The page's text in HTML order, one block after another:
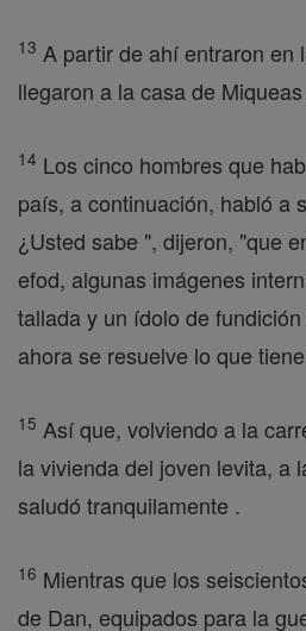
13 A partir de ahí entraron en
llegaron a la casa de
14 Los cinco hombres que
país, a continuación, habló a
¿Usted sabe ", dijeron, "que
efod, algunas imágenes
tallada y un ídolo de
ahora se resuelve lo que
15 Así que, volviendo a la
la vivienda del joven levita, a
saludó tranquilamente .
16 Mientras que los
de Dan, equipados para la